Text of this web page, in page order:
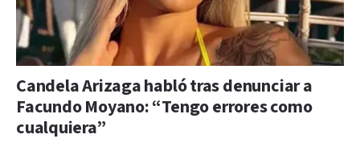
Candela Arizaga habló tras denunciar a
Facundo Moyano: “Tengo errores como
cualquiera”